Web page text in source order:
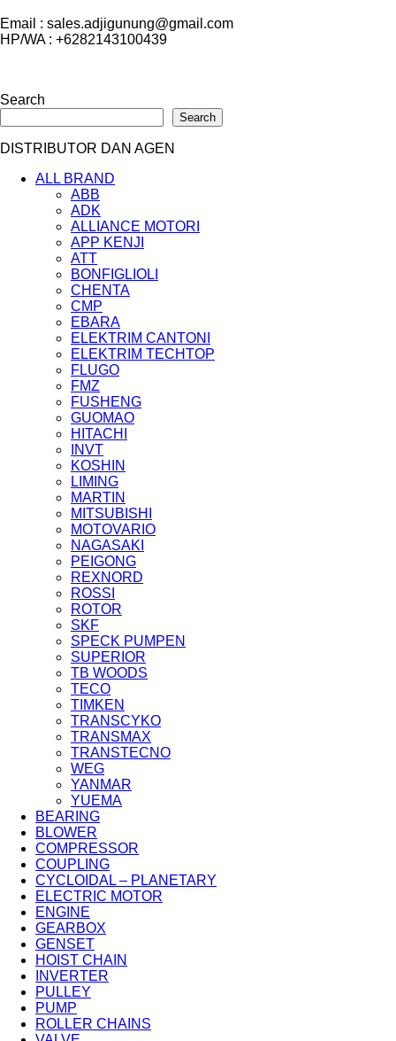
Email : sales.adjigunung@gmail.com
HP/WA : +6282143100439
Search
Search
DISTRIBUTOR DAN AGEN
ALL BRAND
ABB
ADK
ALLIANCE MOTORI
APP KENJI
ATT
BONFIGLIOLI
CHENTA
CMP
EBARA
ELEKTRIM CANTONI
ELEKTRIM TECHTOP
FLUGO
FMZ
FUSHENG
GUOMAO
HITACHI
INVT
KOSHIN
LIMING
MARTIN
MITSUBISHI
MOTOVARIO
NAGASAKI
PEIGONG
REXNORD
ROSSI
ROTOR
SKF
SPECK PUMPEN
SUPERIOR
TB WOODS
TECO
TIMKEN
TRANSCYKO
TRANSMAX
TRANSTECNO
WEG
YANMAR
YUEMA
BEARING
BLOWER
COMPRESSOR
COUPLING
CYCLOIDAL – PLANETARY
ELECTRIC MOTOR
ENGINE
GEARBOX
GENSET
HOIST CHAIN
INVERTER
PULLEY
PUMP
ROLLER CHAINS